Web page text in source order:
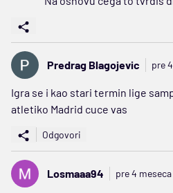
Predrag Blagojevic pre
Igra se i kao stari termin lige
atletiko Madrid cuce vas
Odgovori
Losmaaa94 pre 4 meseca